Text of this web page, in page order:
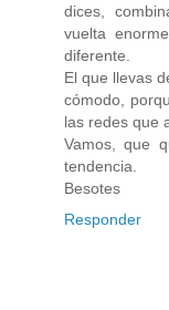
dices,
vuelta
diferente.
El que llevas
cómodo,
las redes que
Vamos, que
tendencia.
Besotes
Responder